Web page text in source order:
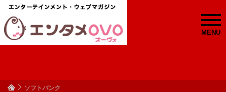
MENU
ソフトバンク